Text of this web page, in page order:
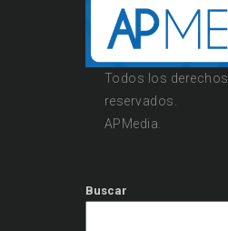
Todos los derechos
reservados.
APMedia.
Buscar